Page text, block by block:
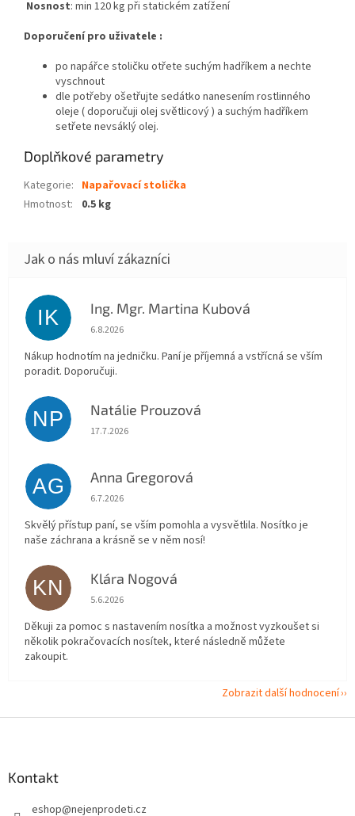
Nosnost: min 120 kg při statickém zatížení
Doporučení pro uživatele :
po napářce stoličku otřete suchým hadříkem a nechte
vyschnout
dle potřeby ošetřujte sedátko nanesením rostlinného
oleje ( doporučuji olej světlicový ) a suchým hadříkem
setřete nevsáklý olej.
Doplňkové parametry
Kategorie: Napařovací stolička
Hmotnost: 0.5 kg
IK Ing. Mgr. Martina Kubová
Hodnocení obchodu je 5 z 5 hvězdiček.
6.8.2026
Nákup hodnotím na jedničku. Paní je příjemná a vstřícná se vším
poradit. Doporučuji.
NP Natálie Prouzová
Hodnocení obchodu je 5 z 5 hvězdiček.
17.7.2026
AG Anna Gregorová
Hodnocení obchodu je 5 z 5 hvězdiček.
6.7.2026
Skvělý přístup paní, se vším pomohla a vysvětlila. Nosítko je
naše záchrana a krásně se v něm nosí!
KN Klára Nogová
Hodnocení obchodu je 5 z 5 hvězdiček.
5.6.2026
Děkuji za pomoc s nastavením nosítka a možnost vyzkoušet si
několik pokračovacích nosítek, které následně můžete
zakoupit.
Zobrazit další hodnocení
Kontakt
eshop@nejenprodeti.cz